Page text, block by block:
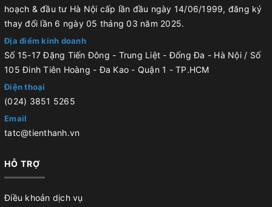
hoạch & đầu tư Hà Nội cấp lần đầu ngày 14/06/1999, đăng ký
thay đổi lần 6 ngày 05 tháng 03 năm 2025.
Địa điểm kinh doanh
Số 15-17 Đặng Tiến Đông - Trung Liệt - Đống Đa - Hà Nội / Số
105 Đinh Tiên Hoàng - Đa Kao - Quận 1 - TP.HCM
Điện thoại
(024) 3851 5265
Email
tatc@tienthanh.vn
HỖ TRỢ
Điều khoản dịch vụ